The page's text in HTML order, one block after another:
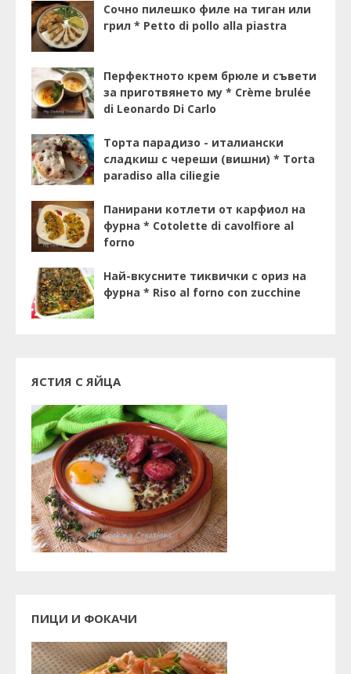
Сочно пилешко филе на тиган или
грил * Petto di pollo alla piastra
Перфектното крем брюле и съвети
за приготвянето му * Crème brulée
di Leonardo Di Carlo
Торта парадизо - италиански
сладкиш с череши (вишни) * Torta
paradiso alla ciliegie
Панирани котлети от карфиол на
фурна * Cotolette di cavolfiore al
forno
Най-вкусните тиквички с ориз на
фурна * Riso al forno con zucchine
ЯСТИЯ С ЯЙЦА
ПИЦИ И ФОКАЧИ